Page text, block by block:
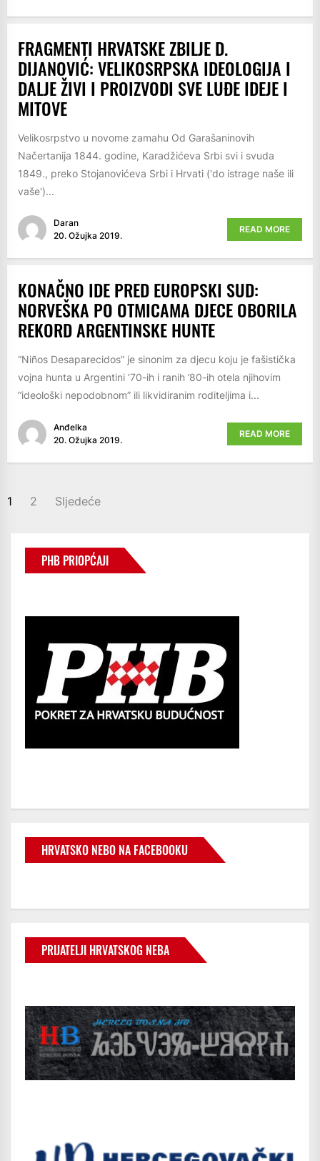
FRAGMENTI HRVATSKE ZBILJE D.
DIJANOVIĆ: VELIKOSRPSKA IDEOLOGIJA I
DALJE ŽIVI I PROIZVODI SVE LUĐE IDEJE I
MITOVE
Velikosrpstvo u novome zamahu Od Garašaninovih
Načertanija 1844. godine, Karadžićeva Srbi svi i svuda
1849., preko Stojanovićeva Srbi i Hrvati ('do istrage naše ili
vaše')...
Daran
20. Ožujka 2019.
READ MORE
KONAČNO IDE PRED EUROPSKI SUD:
NORVEŠKA PO OTMICAMA DJECE OBORILA
REKORD ARGENTINSKE HUNTE
“Niños Desaparecidos” je sinonim za djecu koju je fašistička
vojna hunta u Argentini ’70-ih i ranih ’80-ih otela njihovim
“ideološki nepodobnom” ili likvidiranim roditeljima i...
Anđelka
20. Ožujka 2019.
READ MORE
BROJEVI
OBJAVA
1 2 Sljedeće
PHB PRIOPĆAJI
HRVATSKO NEBO NA FACEBOOKU
PRIJATELJI HRVATSKOG NEBA